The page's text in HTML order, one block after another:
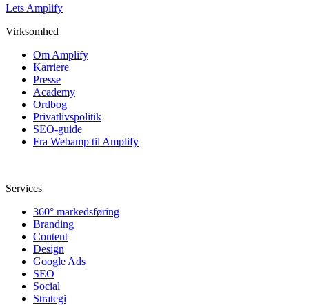
Lets Amplify
Virksomhed
Om Amplify
Karriere
Presse
Academy
Ordbog
Privatlivspolitik
SEO-guide
Fra Webamp til Amplify
Services
360° markedsføring
Branding
Content
Design
Google Ads
SEO
Social
Strategi